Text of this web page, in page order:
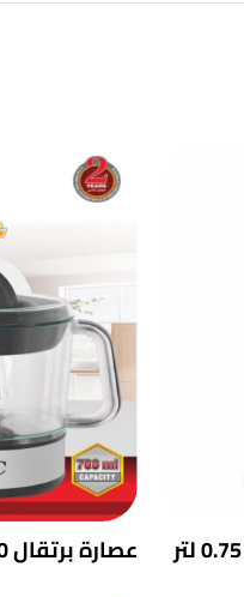
عصارة برتقال DLC 37800